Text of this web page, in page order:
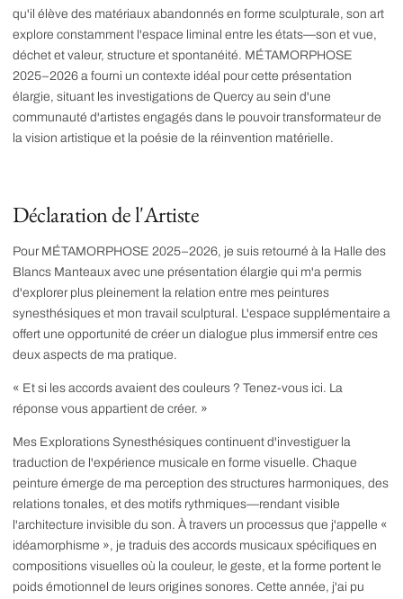
qu'il élève des matériaux abandonnés en forme sculpturale, son art
explore constamment l'espace liminal entre les états—son et vue,
déchet et valeur, structure et spontanéité. MÉTAMORPHOSE
2025–2026 a fourni un contexte idéal pour cette présentation
élargie, situant les investigations de Quercy au sein d'une
communauté d'artistes engagés dans le pouvoir transformateur de
la vision artistique et la poésie de la réinvention matérielle.
Déclaration de l'Artiste
Pour MÉTAMORPHOSE 2025–2026, je suis retourné à la Halle des
Blancs Manteaux avec une présentation élargie qui m'a permis
d'explorer plus pleinement la relation entre mes peintures
synesthésiques et mon travail sculptural. L'espace supplémentaire a
offert une opportunité de créer un dialogue plus immersif entre ces
deux aspects de ma pratique.
« Et si les accords avaient des couleurs ? Tenez-vous ici. La
réponse vous appartient de créer. »
Mes Explorations Synesthésiques continuent d'investiguer la
traduction de l'expérience musicale en forme visuelle. Chaque
peinture émerge de ma perception des structures harmoniques, des
relations tonales, et des motifs rythmiques—rendant visible
l'architecture invisible du son. À travers un processus que j'appelle «
idéamorphisme », je traduis des accords musicaux spécifiques en
compositions visuelles où la couleur, le geste, et la forme portent le
poids émotionnel de leurs origines sonores. Cette année, j'ai pu